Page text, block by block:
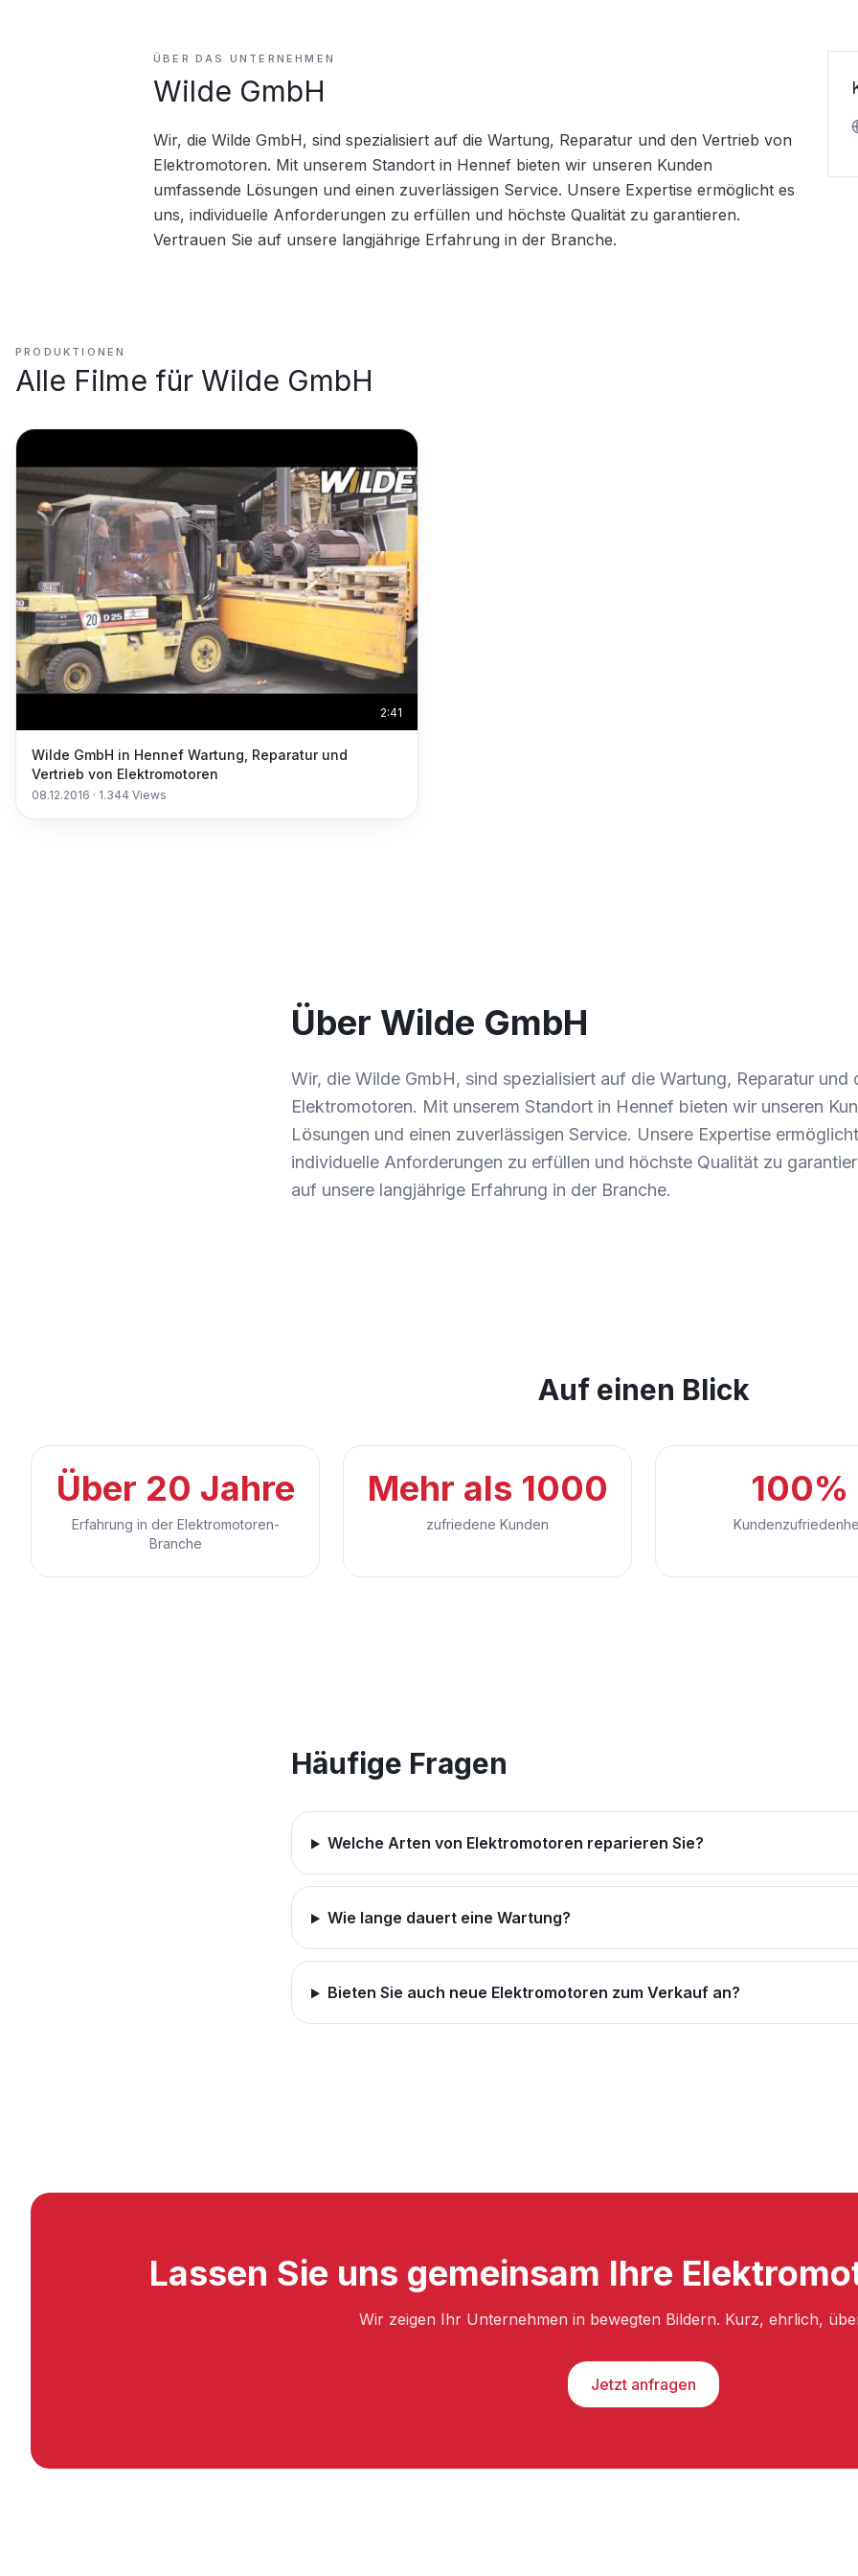
ÜBER DAS UNTERNEHMEN
Wilde GmbH
Wir, die Wilde GmbH, sind spezialisiert auf die Wartung, Reparatur und den Vertrieb von
Elektromotoren. Mit unserem Standort in Hennef bieten wir unseren Kunden
umfassende Lösungen und einen zuverlässigen Service. Unsere Expertise ermöglicht es
uns, individuelle Anforderungen zu erfüllen und höchste Qualität zu garantieren.
Vertrauen Sie auf unsere langjährige Erfahrung in der Branche.
PRODUKTIONEN
Alle Filme für Wilde GmbH
2:41
Wilde GmbH in Hennef Wartung, Reparatur und
Vertrieb von Elektromotoren
08.12.2016 · 1.344 Views
Über Wilde GmbH
Wir, die Wilde GmbH, sind spezialisiert auf die Wartung, Reparatur und
Elektromotoren. Mit unserem Standort in Hennef bieten wir unseren
Lösungen und einen zuverlässigen Service. Unsere Expertise
individuelle Anforderungen zu erfüllen und höchste Qualität zu
auf unsere langjährige Erfahrung in der Branche.
Auf einen Blick
Über 20 Jahre
Erfahrung in der Elektromotoren-
Branche
Mehr als 1000
zufriedene Kunden
100%
Häufige Fragen
Welche Arten von Elektromotoren reparieren Sie?
Wie lange dauert eine Wartung?
Bieten Sie auch neue Elektromotoren zum Verkauf an?
Lassen Sie uns gemeinsam Ihre
Wir zeigen Ihr Unternehmen in bewegten Bildern. Kurz, ehrlich,
Jetzt anfragen